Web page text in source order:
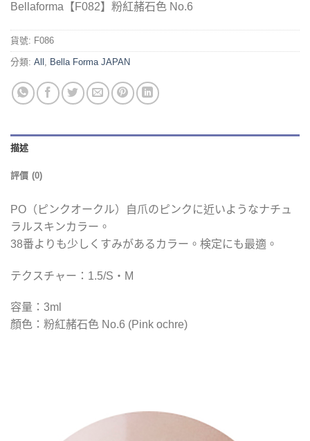
Bellaforma【F082】粉紅赭石色 No.6
貨號: F086
分類: All Bella Forma JAPAN
描述
評價 (0)
PO（ピンクオークル）自爪のピンクに近いようなナチュ
ラルスキンカラー。
38番よりも少しくすみがあるカラー。検定にも最適。
テクスチャー：1.5/S・M
容量：3ml
顏色：粉紅赭石色 No.6 (Pink ochre)